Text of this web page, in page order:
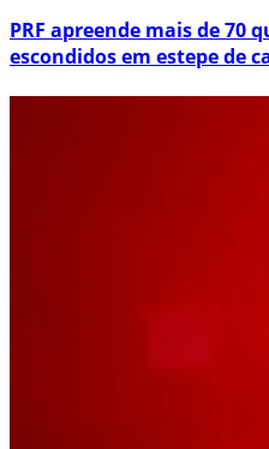
PRF apreende mais de 70
escondidos em estepe de